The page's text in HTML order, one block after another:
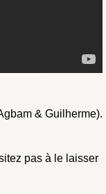
& Guilherme).
pas à le laisser